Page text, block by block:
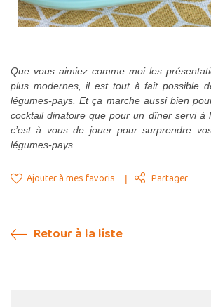
Que vous aimiez comme moi les
plus modernes, il est tout à fait possible
légumes-pays. Et ça marche aussi bien
cocktail dinatoire que pour un dîner servi à
c’est à vous de jouer pour surprendre
légumes-pays.
Ajouter à mes favoris Partager
Retour à la liste